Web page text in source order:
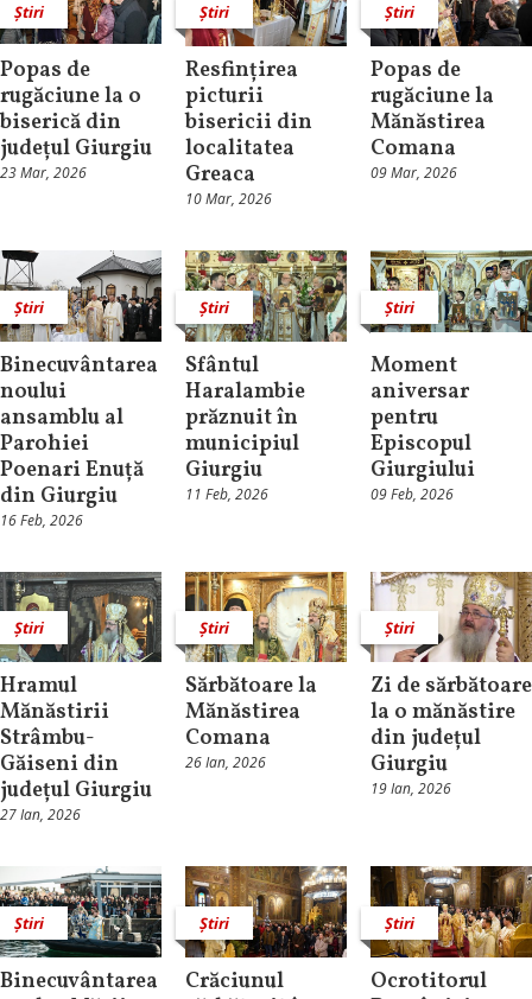
Știri
Popas de
rugăciune la o
biserică din
județul Giurgiu
23 Mar, 2026
Știri
Resfințirea
picturii
bisericii din
localitatea
Greaca
10 Mar, 2026
Știri
Popas de
rugăciune la
Mănăstirea
Comana
09 Mar, 2026
Știri
Binecuvântarea
noului
ansamblu al
Parohiei
Poenari Enuță
din Giurgiu
16 Feb, 2026
Știri
Sfântul
Haralambie
prăznuit în
municipiul
Giurgiu
11 Feb, 2026
Știri
Moment
aniversar
pentru
Episcopul
Giurgiului
09 Feb, 2026
Știri
Hramul
Mănăstirii
Strâmbu-
Găiseni din
județul Giurgiu
27 Ian, 2026
Știri
Sărbătoare la
Mănăstirea
Comana
26 Ian, 2026
Știri
Zi de sărbătoare
la o mănăstire
din județul
Giurgiu
19 Ian, 2026
Știri
Binecuvântarea
Știri
Crăciunul
Știri
Ocrotitorul